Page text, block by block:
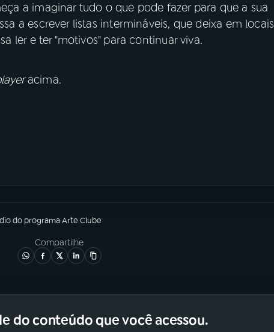
a imaginar tudo o que pode fazer para que a sua
a escrever listas intermináveis, que deixa em locais
ler e ter "motivos" para continuar viva.
acima.
do programaArte Clube
Compartilhe
do conteúdo que você acessou.